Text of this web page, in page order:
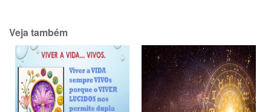
Veja também